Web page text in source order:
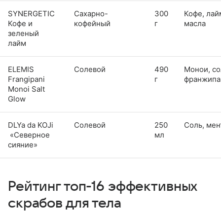
SYNERGETIC
Кофе и
зеленый
лайм
Сахарно-
кофейный
300
г
Кофе,
масла
ELEMIS
Frangipani
Monoi Salt
Glow
Солевой
490
г
Монои,
DLYa da KOJi
«Северное
сияние»
Солевой
250
мл
Соль,
Рейтинг топ-16 эффективных
скрабов для тела